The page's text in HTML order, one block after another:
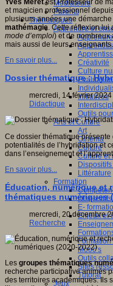
Médiateurs
Parents
Thématiques
Apprendre et
Apprendre
Créativité
Culture
Initiatives
Outils
Arts et Culture
Art
Cinéma
Culture
Culture et
Littérature
Formation
E-
Enjeux et
Mooc’s
Outils
Sites
Tutorat
Jeux
Yves Meretest Professeur de
et magicien professionnel
plusieurs années une
mathémagie. Cette réflexion lui
mode d’emploi) et de nombreux
mais aussi de leurs
En savoir plus...
Dossier thématique :
mercredi, 14 février 2024
Didactique
Ce dossier thématique
potentialités de l’hybridation et
dans l’enseignement et
En savoir plus...
Éducation, numérique et
thématiques numériques
mercredi, 20 décembre
Recherche
Les groupes thématiques
recherche participative animés
des territoires académiques. Ils